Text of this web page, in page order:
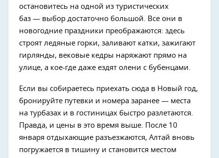
остановитесь на одной из туристических
баз — выбор достаточно большой. Все они в
новогодние праздники преображаются: здесь
строят ледяные горки, заливают катки, зажигают
гирлянды, вековые кедры наряжают прямо на
улице, а кое-где даже ездят олени с бубенцами.
Если вы собираетесь приехать сюда в Новый год,
бронируйте путевки и номера заранее — места
на турбазах и в гостиницах быстро разлетаются.
Правда, и цены в это время выше. После 10
января отдыхающие разъезжаются, Алтай вновь
погружается в тишину и становится местом